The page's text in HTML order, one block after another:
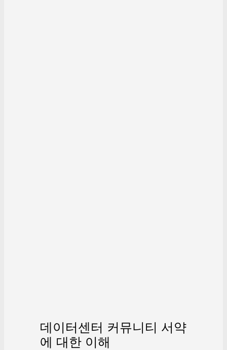
데이터센터 커뮤니티 서약
에 대한 이해